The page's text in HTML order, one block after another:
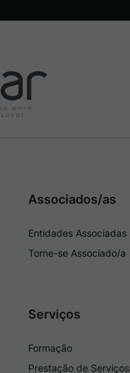
Associados/as
Entidades Associadas
Torne-se Associado/a
Serviços
Formação
Prestação de Serviços